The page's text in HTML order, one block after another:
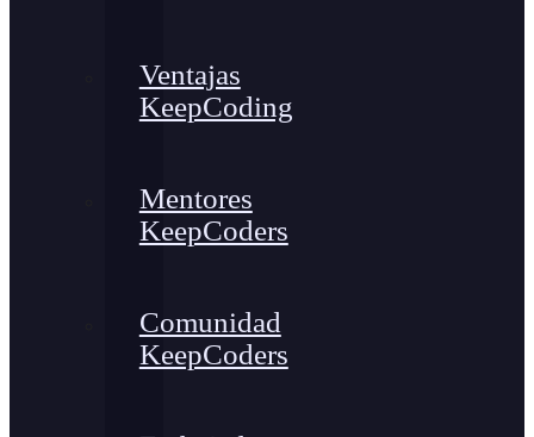
Ventajas
KeepCoding
Mentores
KeepCoders
Comunidad
KeepCoders